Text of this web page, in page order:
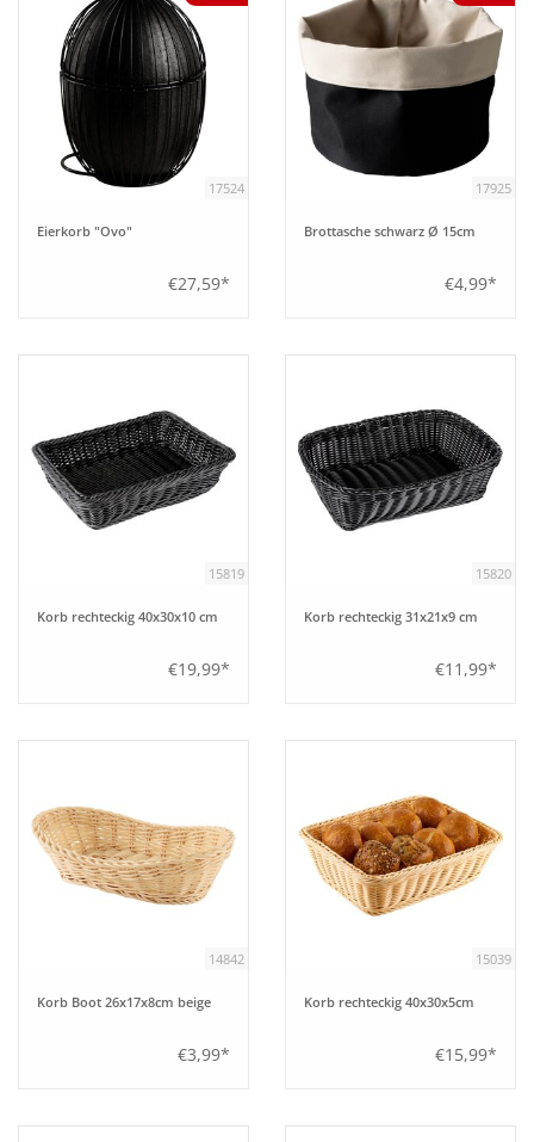
17524
Eierkorb "Ovo"
€27,59*
17925
Brottasche schwarz Ø 15cm
€4,99*
15819
Korb rechteckig 40x30x10 cm
€19,99*
15820
Korb rechteckig 31x21x9 cm
€11,99*
14842
Korb Boot 26x17x8cm beige
€3,99*
15039
Korb rechteckig 40x30x5cm
€15,99*